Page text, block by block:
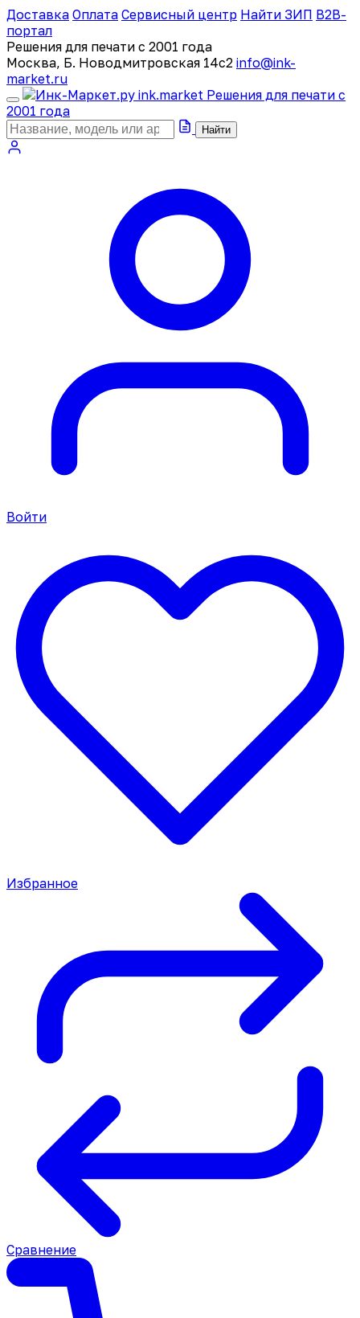
Доставка Оплата Сервисный центр Найти ЗИП B2B-
портал
Решения для печати с 2001 года
Москва, Б. Новодмитровская 14с2 info@ink-
market.ru
ink.market Решения для печати с
2001 года
Найти
Войти
Избранное
Сравнение